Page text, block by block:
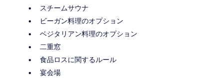
スチームサウナ
ビーガン料理のオプション
ベジタリアン料理のオプション
二重窓
食品ロスに関するルール
宴会場